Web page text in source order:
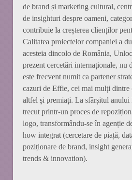
de brand și marketing cultural,
de insighturi despre oameni,
contribuie la creșterea clienților
Calitatea proiectelor companiei a
acesteia dincolo de România,
prezent cercetări internaționale, nu
este frecvent numit ca partener
cazuri de Effie, cei mai mulți
altfel și premiați. La sfârșitul
trecut printr‑un proces de
logo, transformându-se în agenție
how integrat (cercetare de piață,
poziționare de brand, insight
trends & innovation).